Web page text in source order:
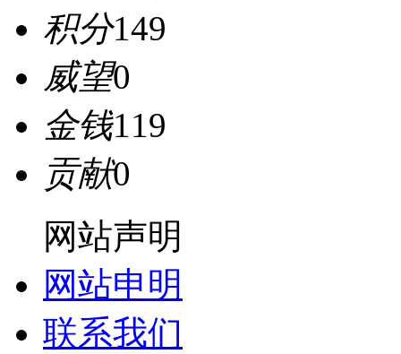
积分149
威望0
金钱119
贡献0
网站声明
网站申明
联系我们